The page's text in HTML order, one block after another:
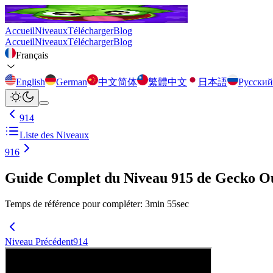
AccueilNiveauxTéléchargerBlog
AccueilNiveauxTéléchargerBlog
Français
English German 中文简体 繁體中文 日本語 Русский
914
Liste des Niveaux
916
Guide Complet du Niveau 915 de Gecko
Temps de référence pour compléter: 3min 55sec
Niveau Précédent914